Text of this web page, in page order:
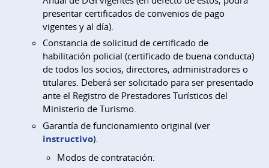
presentar certificados de convenios de pago
vigentes y al día).
Constancia de solicitud de certificado de
habilitación policial (certificado de buena conducta)
de todos los socios, directores, administradores o
titulares. Deberá ser solicitado para ser presentado
ante el Registro de Prestadores Turísticos del
Ministerio de Turismo.
Garantía de funcionamiento original (ver
instructivo).
Modos de contratación: